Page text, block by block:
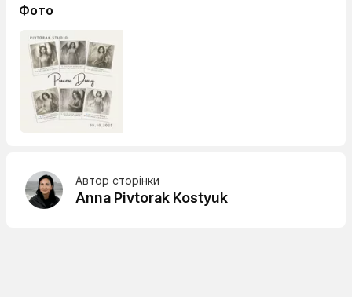
Фото
Автор сторінки
Anna Pivtorak Kostyuk